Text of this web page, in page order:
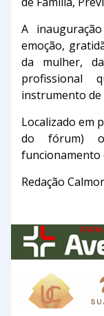
A
emoção,
da mulher,
profissional
instrumento de
Localizado em
do fórum)
funcionamento
Redação